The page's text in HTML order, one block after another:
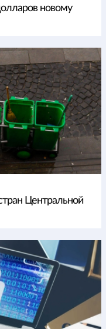
новому
Центральной